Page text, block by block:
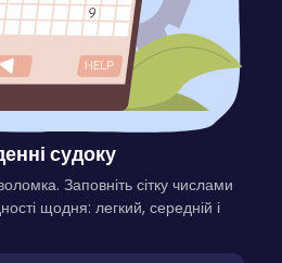
судоку
Заповніть сітку числами
щодня: легкий, середній і